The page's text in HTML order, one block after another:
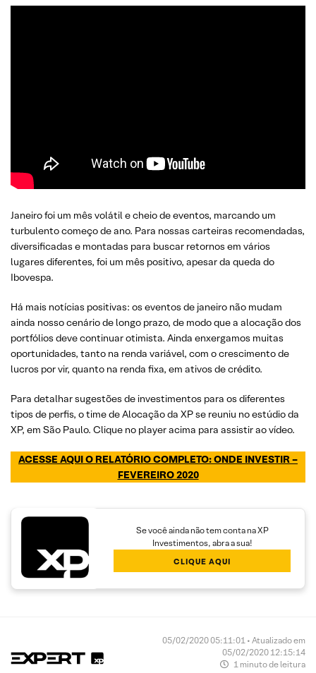
Janeiro foi um mês volátil e cheio de eventos, marcando um
turbulento começo de ano. Para nossas carteiras recomendadas,
diversificadas e montadas para buscar retornos em vários
lugares diferentes, foi um mês positivo, apesar da queda do
Ibovespa.
Há mais notícias positivas: os eventos de janeiro não mudam
ainda nosso cenário de longo prazo, de modo que a alocação dos
portfólios deve continuar otimista. Ainda enxergamos muitas
oportunidades, tanto na renda variável, com o crescimento de
lucros por vir, quanto na renda fixa, em ativos de crédito.
Para detalhar sugestões de investimentos para os diferentes
tipos de perfis, o time de Alocação da XP se reuniu no estúdio da
XP, em São Paulo. Clique no player acima para assistir ao vídeo.
ACESSE AQUI O RELATÓRIO COMPLETO: ONDE INVESTIR –
FEVEREIRO 2020
Se você ainda não tem conta na XP
Investimentos, abra a sua!
CLIQUE AQUI
05/02/2020 05:11:01 • Atualizado em
05/02/2020 12:15:14
1 minuto de leitura